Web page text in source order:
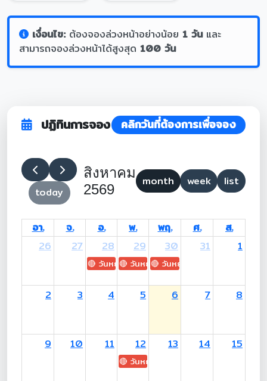
เงื่อนไข:ต้องจองล่วงหน้าอย่างน้อย 1 วันและ
สามารถจองล่วงหน้าได้สูงสุด 100 วัน
ปฏิทินการจอง คลิกวันที่ต้องการเพื่อจอง
today
สิงหาคม
2569
month week list
อา. จ. อ. พ. พฤ. ศ.
ส.
26
27 28
🔴 วันหยุด: H.M. King Maha Vajiralongkorn's
29
🔴 วันหยุด: Asanha Bucha Day
30
🔴 วันหยุด: Buddhist Lent
31 1
2 3 4 5 6 7 8
9 10 11 12
🔴 วันหยุด: H.M. Queen Sirikit The
13 14 15